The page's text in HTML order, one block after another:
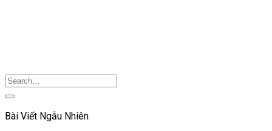
Bài Viết Ngẫu Nhiên